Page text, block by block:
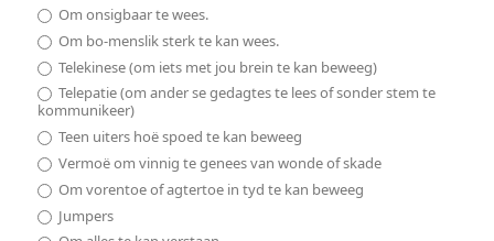
Om onsigbaar te wees.
Om bo-menslik sterk te kan wees.
Telekinese (om iets met jou brein te kan beweeg)
Telepatie (om ander se gedagtes te lees of sonder stem te
kommunikeer)
Teen uiters hoë spoed te kan beweeg
Vermoë om vinnig te genees van wonde of skade
Om vorentoe of agtertoe in tyd te kan beweeg
Jumpers